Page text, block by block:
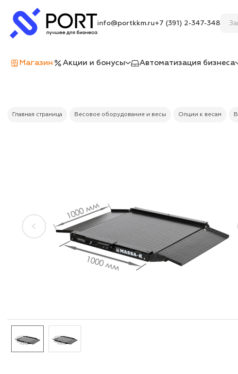
info@portkkm.ru+7 (391) 2-347-348
Магазин Акции и бонусы Автоматизация бизнеса
Главная страница Весовое оборудование и весы Опции к весам